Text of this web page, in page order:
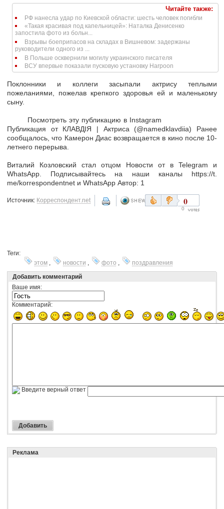
Читайте также:
РФ нанесла удар по Киевской области: шесть человек погибли
«Такая красивая под капельницей»: Наталка Денисенко
запостила фото из больн...
Взрывы боеприпасов на складах в Вишневом: задержаны
руководители одного из ...
В Польше осквернили могилу украинского писателя
ВСУ впервые показали пусковую установку Harpoon
Поклонники и коллеги засыпали актрису теплыми
пожеланиями, пожелав крепкого здоровья ей и маленькому
сыну.
Посмотреть эту публикацию в Instagram
Публикация от КЛАВДІЯ | Актриса (@namedklavdiia) Ранее
сообщалось, что Камерон Диас возвращается в кино после 10-
летнего перерыва.
Виталий Козловский стал отцом Новости от в Telegram и
WhatsApp. Подписывайтесь на наши каналы https://t.
me/korrespondentnet и WhatsApp Автор: 1
Источник: Корреспондент.net 0
0
Теги:
этом , новости , фото ,
поздравления
Добавить комментарий
Ваше имя:
Комментарий:
Введите верный ответ
Реклама